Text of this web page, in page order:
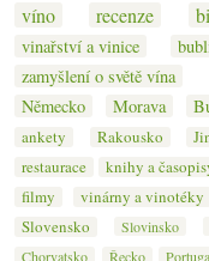
víno recenze
vinařství a vinice
zamyšlení o světě vína
Německo
Morava
ankety
Rakousko
restaurace
knihy a
filmy
vinárny a vinotéky
Slovensko
Slovinsko
Chorvatsko
Řecko